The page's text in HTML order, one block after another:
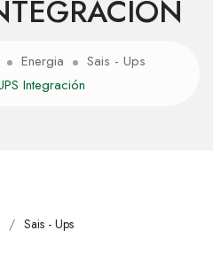
Energia
Sais - Ups
Integración
Sais - Ups